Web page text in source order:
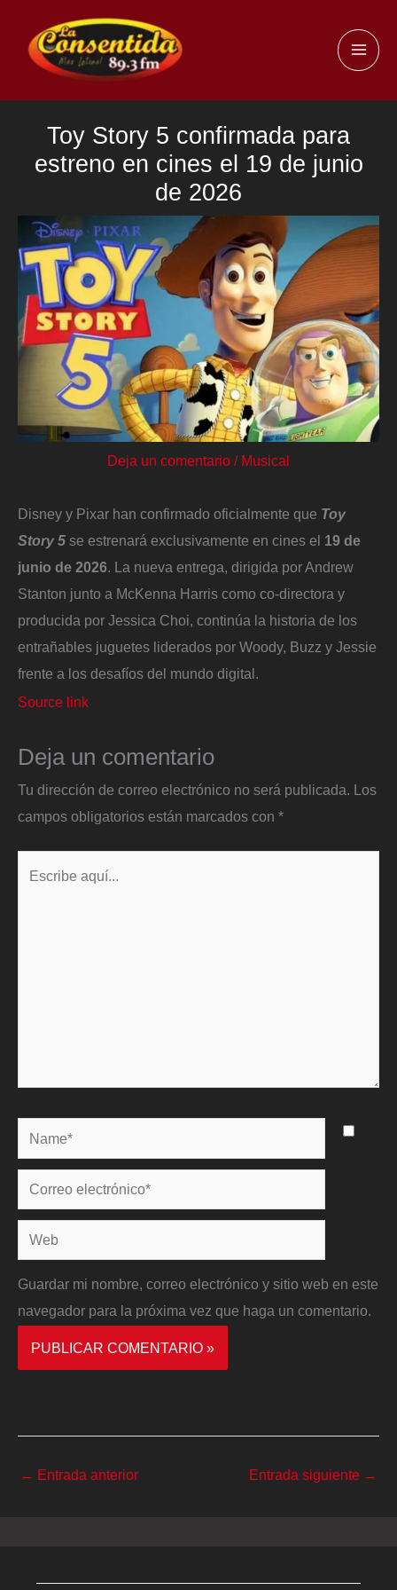
contenido
Toy Story 5 confirmada para
estreno en cines el 19 de junio
de 2026
Deja un comentario / Musical
Disney y Pixar han confirmado oficialmente que Toy
Story 5 se estrenará exclusivamente en cines el 19 de
junio de 2026. La nueva entrega, dirigida por Andrew
Stanton junto a McKenna Harris como co-directora y
producida por Jessica Choi, continúa la historia de los
entrañables juguetes liderados por Woody, Buzz y Jessie
frente a los desafíos del mundo digital.
Source link
Deja un comentario
Tu dirección de correo electrónico no será publicada. Los
campos obligatorios están marcados con *
Name*
Correo
electrónico*
Web
Guardar mi nombre, correo electrónico y sitio web en este
navegador para la próxima vez que haga un comentario.
← Entrada anterior Entrada siguiente →